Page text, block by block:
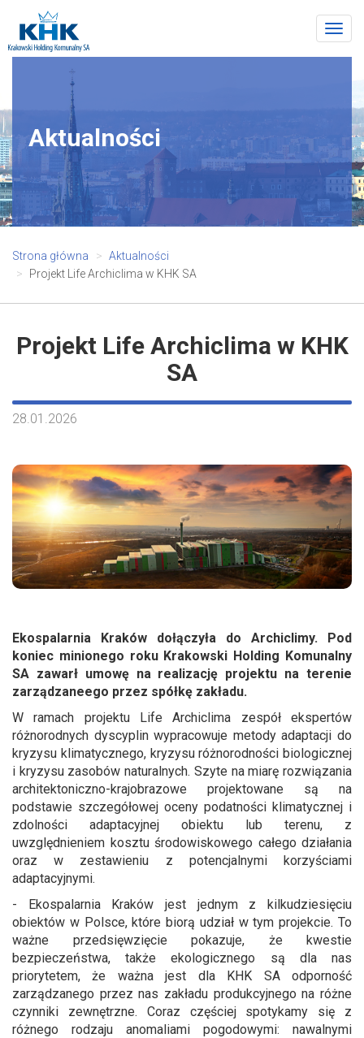
Aktualności
Strona główna
Aktualności
Projekt Life Archiclima w KHK SA
Projekt Life Archiclima w KHK
SA
28.01.2026
Ekospalarnia Kraków dołączyła do Archiclimy. Pod
koniec minionego roku Krakowski Holding Komunalny
SA zawarł umowę na realizację projektu na terenie
zarządzaneego przez spółkę zakładu.
W ramach projektu Life Archiclima zespół ekspertów
różnorodnych dyscyplin wypracowuje metody adaptacji do
kryzysu klimatycznego, kryzysu różnorodności biologicznej
i kryzysu zasobów naturalnych. Szyte na miarę rozwiązania
architektoniczno-krajobrazowe projektowane są na
podstawie szczegółowej oceny podatności klimatycznej i
zdolności adaptacyjnej obiektu lub terenu, z
uwzględnieniem kosztu środowiskowego całego działania
oraz w zestawieniu z potencjalnymi korzyściami
adaptacyjnymi.
- Ekospalarnia Kraków jest jednym z kilkudziesięciu
obiektów w Polsce, które biorą udział w tym projekcie. To
ważne przedsięwzięcie pokazuje, że kwestie
bezpieczeństwa, także ekologicznego są dla nas
priorytetem, że ważna jest dla KHK SA odporność
zarządzanego przez nas zakładu produkcyjnego na różne
czynniki zewnętrzne. Coraz częściej spotykamy się z
różnego rodzaju anomaliami pogodowymi: nawalnymi